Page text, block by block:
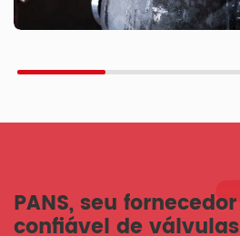
PANS, seu fornecedor
confiável de válvulas